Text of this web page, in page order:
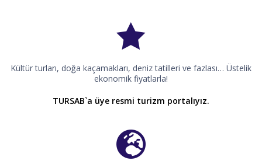
Kültür turları, doğa kaçamakları, deniz tatilleri ve fazlası… Üstelik
ekonomik fiyatlarla!
TURSAB`a üye resmi turizm portalıyız.